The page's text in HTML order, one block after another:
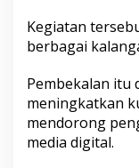
n
Kegiatan
berbagai
Pembekalan itu
meningkatkan
mendorong
media digital.